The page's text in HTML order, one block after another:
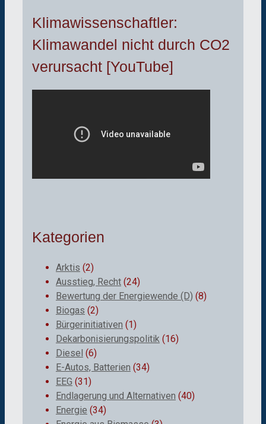
Klimawissenschaftler:
Klimawandel nicht durch CO2
verursacht [YouTube]
Kategorien
Arktis (2)
Ausstieg, Recht (24)
Bewertung der Energiewende (D) (8)
Biogas (2)
Bürgerinitiativen (1)
Dekarbonisierungspolitik (16)
Diesel (6)
E-Autos, Batterien (34)
EEG (31)
Endlagerung und Alternativen (40)
Energie (34)